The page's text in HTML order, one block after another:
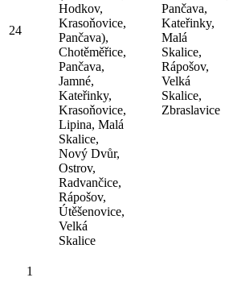
24
Hodkov,
Krasoňovice,
Pančava),
Chotěměřice,
Pančava,
Jamné,
Kateřinky,
Krasoňovice,
Lipina, Malá
Skalice,
Nový Dvůr,
Ostrov,
Radvančice,
Rápošov,
Útěšenovice,
Velká
Skalice
Pančava,
Kateřinky,
Malá
Skalice,
Rápošov,
Velká
Skalice,
Zbraslavice
1